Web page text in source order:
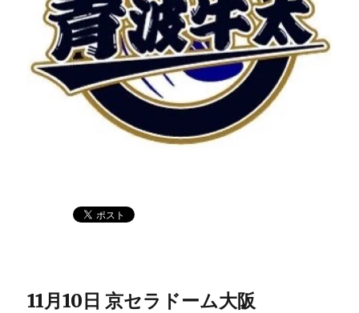
11月10日 京セラドーム大阪